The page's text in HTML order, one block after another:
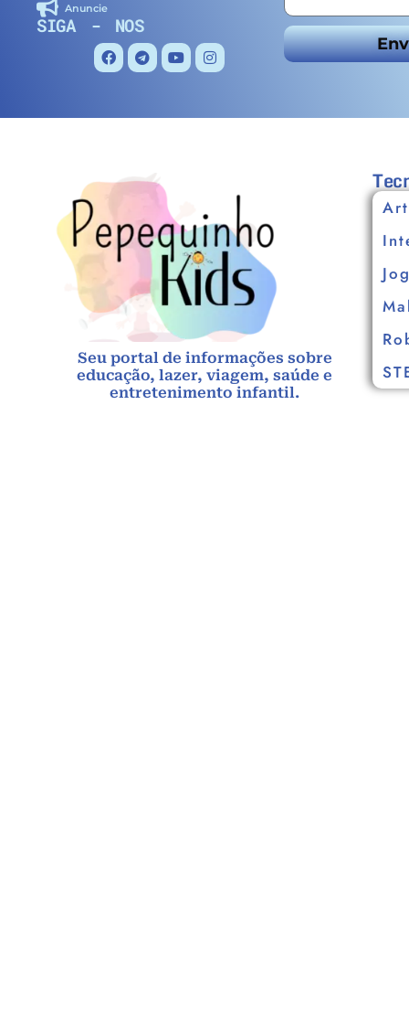
Anuncie
SIGA - NOS
Seu portal de informações sobre
educação, lazer, viagem, saúde e
entretenimento infantil.